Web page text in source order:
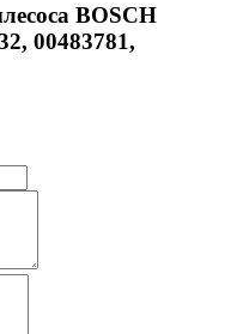
BOSCH
00483781,